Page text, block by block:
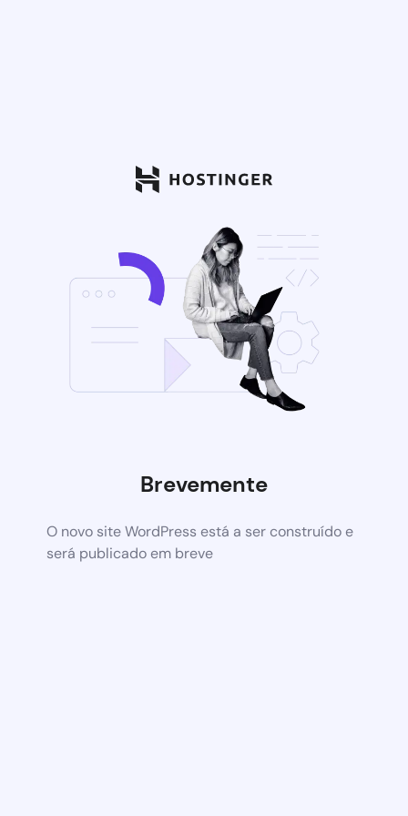
Brevemente
O novo site WordPress está a ser construído e
será publicado em breve